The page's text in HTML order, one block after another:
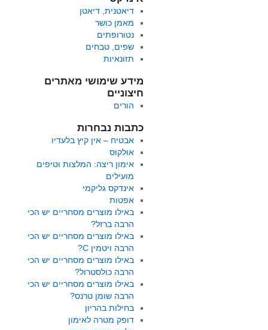
דיאטנית, דיאטן
מאמן כושר
נטורופתים
שפים, טבחים
תזונאיות
מידע שימושי מאתרים
חיצוניים
הורים
כתבות נבחרות
אבטיח – אין קיץ בלעדיו
אולקוס
אימון ריצה: המלצות וטיפים
מועילים
אינדקס גליקמי
אפטות
באילו מוצרים מסחריים יש הכי
הרבה ברזל?
באילו מוצרים מסחריים יש הכי
הרבה ויטמין C?
באילו מוצרים מסחריים יש הכי
הרבה כולסטרול?
באילו מוצרים מסחריים יש הכי
הרבה שומן טרנס?
בחילות בהריון
דופק מטרה לאימון